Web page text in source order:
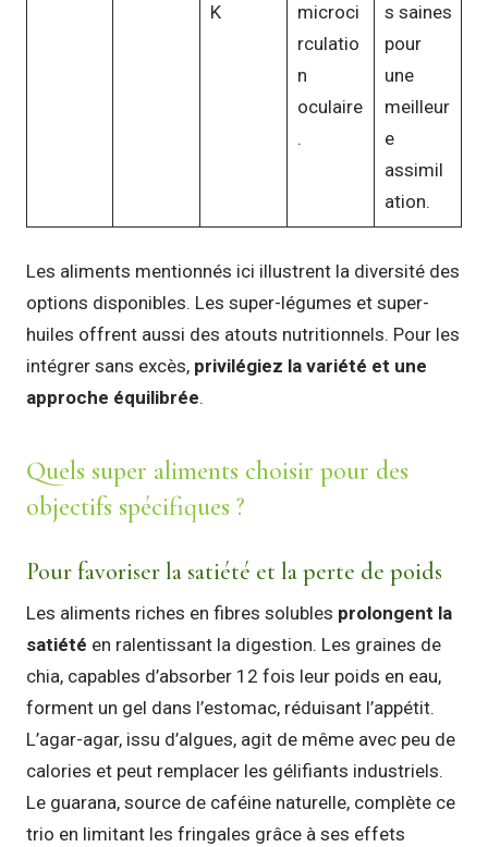
K
microci
rculatio
n
oculaire
.
s saines
pour
une
meilleur
e
assimil
ation.
Les aliments mentionnés ici illustrent la diversité des
options disponibles. Les super-légumes et super-
huiles offrent aussi des atouts nutritionnels. Pour les
intégrer sans excès, privilégiez la variété et une
approche équilibrée.
Quels super aliments choisir pour des
objectifs spécifiques ?
Pour favoriser la satiété et la perte de poids
Les aliments riches en fibres solubles prolongent la
satiété en ralentissant la digestion. Les graines de
chia, capables d’absorber 12 fois leur poids en eau,
forment un gel dans l’estomac, réduisant l’appétit.
L’agar-agar, issu d’algues, agit de même avec peu de
calories et peut remplacer les gélifiants industriels.
Le guarana, source de caféine naturelle, complète ce
trio en limitant les fringales grâce à ses effets